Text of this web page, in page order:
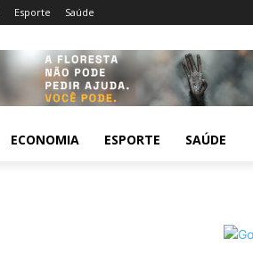
Esporte Saúde
ECONOMIA ESPORTE SAÚDE